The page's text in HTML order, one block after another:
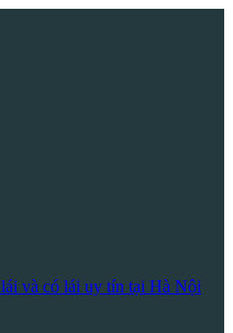
và có lái uy tín tại Hà Nội